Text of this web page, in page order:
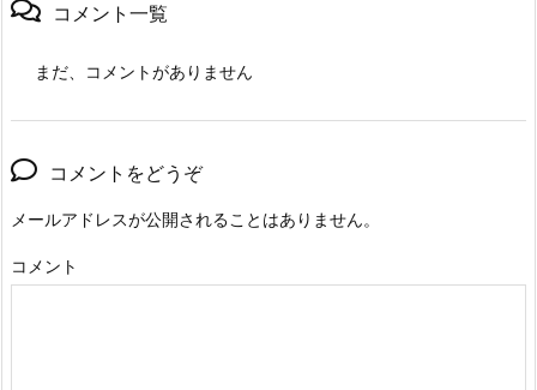
コメント一覧
まだ、コメントがありません
コメントをどうぞ
メールアドレスが公開されることはありません。
コメント